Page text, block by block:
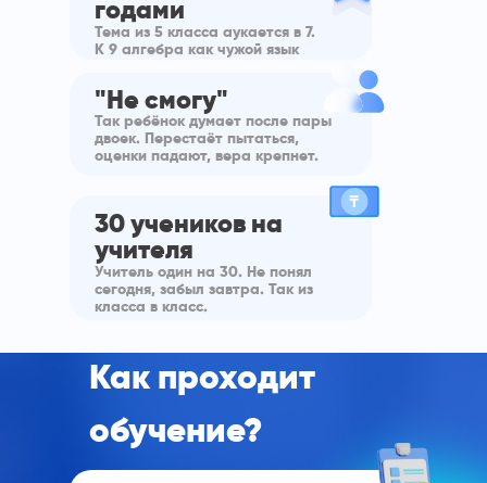
годами
Тема из 5 класса аукается в 7.
К 9 алгебра как чужой язык
"Не смогу"
Так ребёнок думает после пары
двоек. Перестаёт пытаться,
оценки падают, вера крепнет.
30 учеников на
учителя
Учитель один на 30. Не понял
сегодня, забыл завтра. Так из
класса в класс.
Как проходит
обучение?